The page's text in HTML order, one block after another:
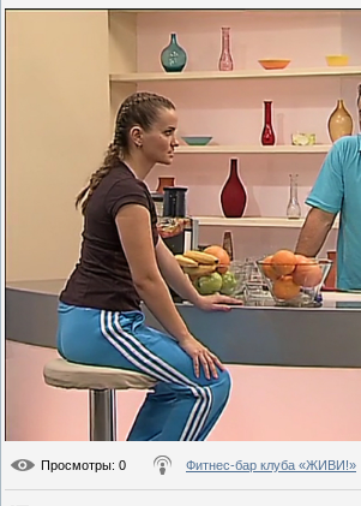
Просмотры: 0 Фитнес-бар клуба «ЖИВИ!»